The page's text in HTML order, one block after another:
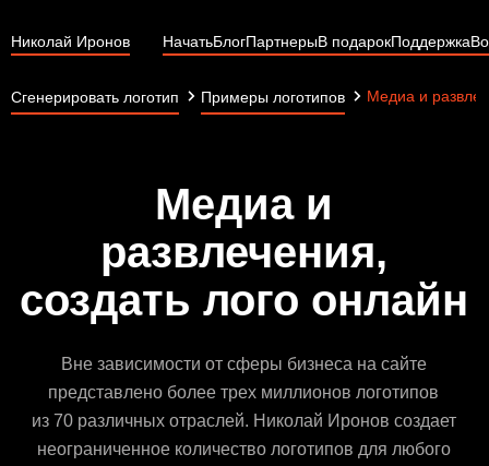
Николай Иронов НачатьБлогПартнерыВ подарокПоддержка
Сгенерировать логотип Примеры логотипов Медиа и
Медиа и
развлечения,
создать лого онлайн
Вне зависимости от сферы бизнеса на сайте
представлено более трех миллионов логотипов
из 70 различных отраслей. Николай Иронов создает
неограниченное количество логотипов для любого